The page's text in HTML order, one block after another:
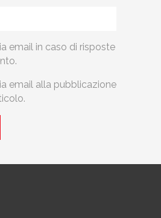
email in caso di risposte
email alla pubblicazione